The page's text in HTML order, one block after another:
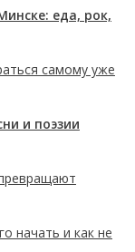
еда, рок,
самому уже
и поэзии
начать и как не